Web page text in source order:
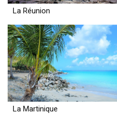
La Réunion
La Martinique